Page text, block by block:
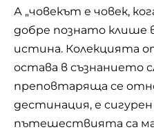
А „човекът е човек,
добре познато клише
истина. Колекцията
остава в съзнанието
преповтаряща се
дестинация, е сигурен
пътешествията са